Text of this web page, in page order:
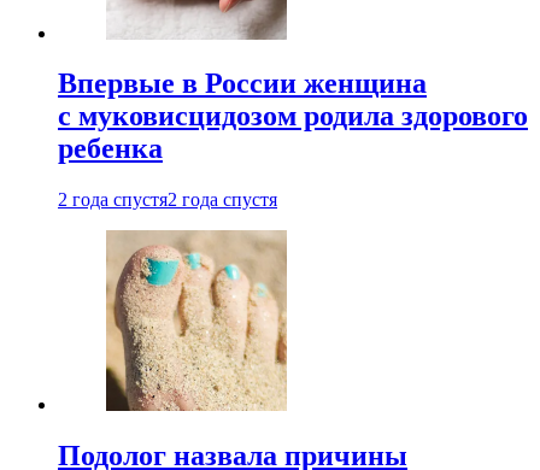
Впервые в России женщина
с муковисцидозом родила здорового
ребенка
2 года спустя2 года спустя
Подолог назвала причины